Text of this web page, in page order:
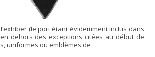
(le port étant évidemment inclus dans
dehors des exceptions citées au début de
uniformes ou emblèmes de :